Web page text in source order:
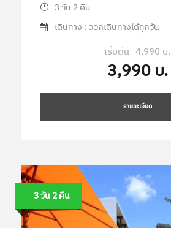
3 วัน 2 คืน
เดินทาง : ออกเดินทางได้ทุกวัน
เริ่มต้น 4,990 บ.
3,990 บ.
รายละเอียด
3 วัน 2 คืน